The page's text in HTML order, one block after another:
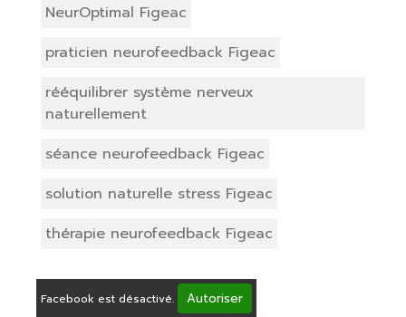
NeurOptimal Figeac
praticien neurofeedback Figeac
rééquilibrer système nerveux
naturellement
séance neurofeedback Figeac
solution naturelle stress Figeac
thérapie neurofeedback Figeac
Facebook est désactivé. Autoriser